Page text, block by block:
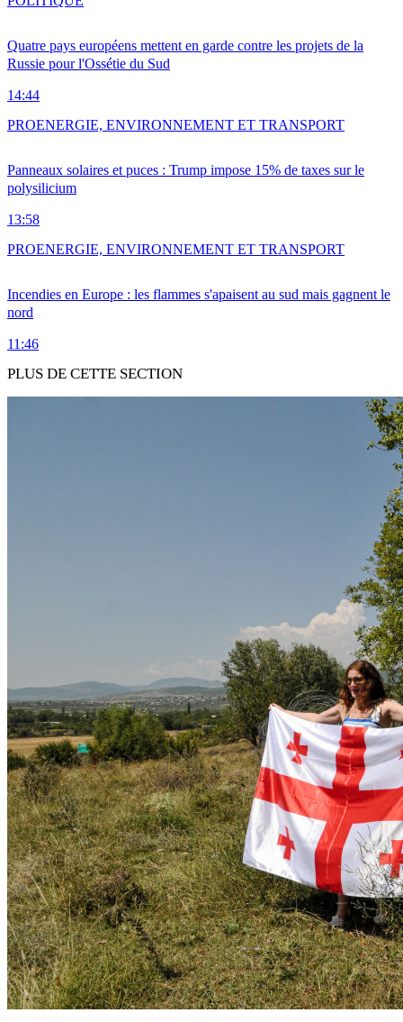
Quatre pays européens mettent en garde contre les projets de la
Russie pour l'Ossétie du Sud
14:44
Panneaux solaires et puces : Trump impose 15% de taxes sur le
polysilicium
13:58
PROENERGIE, ENVIRONNEMENT ET TRANSPORT
Incendies en Europe : les flammes s'apaisent au sud mais gagnent le
nord
11:46
PROENERGIE, ENVIRONNEMENT ET TRANSPORT
PLUS DE CETTE SECTION